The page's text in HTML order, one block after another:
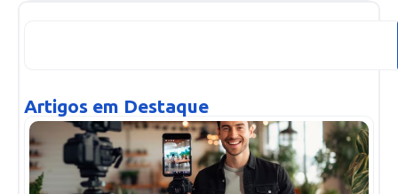
Artigos em Destaque